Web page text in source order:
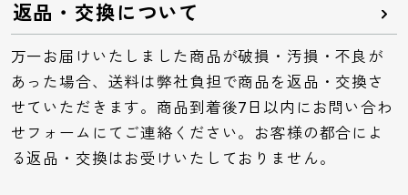
返品・交換について
万一お届けいたしました商品が破損・汚損・不良が
あった場合、送料は弊社負担で商品を返品・交換さ
せていただきます。商品到着後7日以内にお問い合わ
せフォームにてご連絡ください。お客様の都合によ
る返品・交換はお受けいたしておりません。